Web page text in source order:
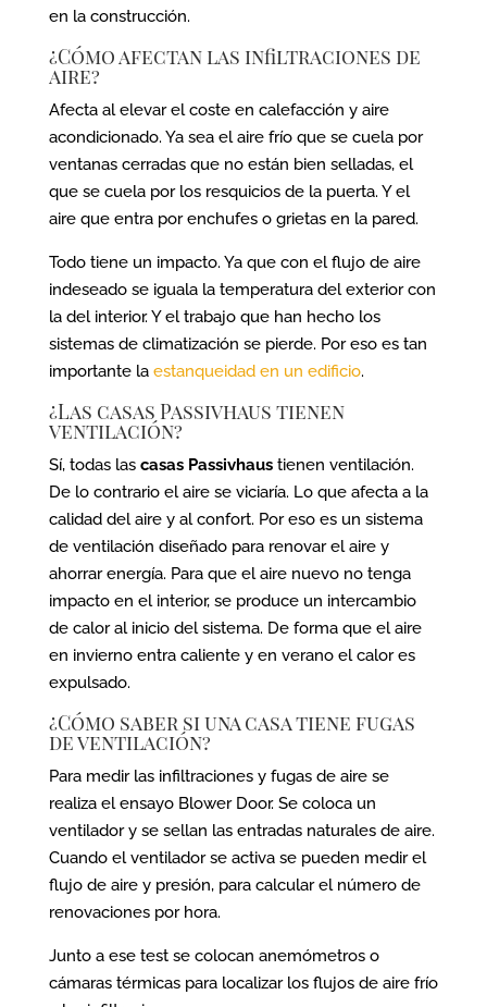
en la construcción.
¿Cómo afectan las infiltraciones de
aire?
Afecta al elevar el coste en calefacción y aire
acondicionado. Ya sea el aire frío que se cuela por
ventanas cerradas que no están bien selladas, el
que se cuela por los resquicios de la puerta. Y el
aire que entra por enchufes o grietas en la pared.
Todo tiene un impacto. Ya que con el flujo de aire
indeseado se iguala la temperatura del exterior con
la del interior. Y el trabajo que han hecho los
sistemas de climatización se pierde. Por eso es tan
importante la estanqueidad en un edificio.
¿Las casas Passivhaus tienen
ventilación?
Sí, todas las casas Passivhaustienen ventilación.
De lo contrario el aire se viciaría. Lo que afecta a la
calidad del aire y al confort. Por eso es un sistema
de ventilación diseñado para renovar el aire y
ahorrar energía. Para que el aire nuevo no tenga
impacto en el interior, se produce un intercambio
de calor al inicio del sistema. De forma que el aire
en invierno entra caliente y en verano el calor es
expulsado.
¿Cómo saber si una casa tiene fugas
de ventilación?
Para medir las infiltraciones y fugas de aire se
realiza el ensayo Blower Door. Se coloca un
ventilador y se sellan las entradas naturales de aire.
Cuando el ventilador se activa se pueden medir el
flujo de aire y presión, para calcular el número de
renovaciones por hora.
Junto a ese test se colocan anemómetros o
cámaras térmicas para localizar los flujos de aire frío